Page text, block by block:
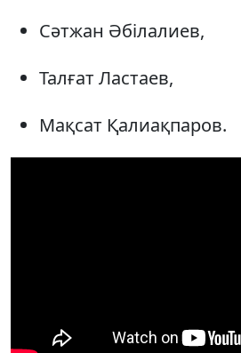
Сәтжан Әбілалиев,
Талғат Ластаев,
Мақсат Қалиақпаров.